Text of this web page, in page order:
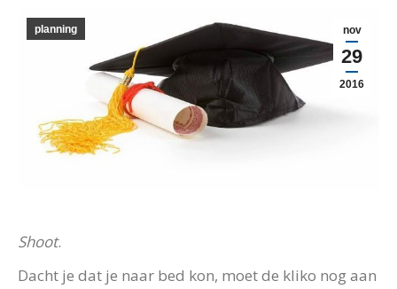
nov
29
2016
planning
Shoot.
Dacht je dat je naar bed kon, moet de kliko nog aan